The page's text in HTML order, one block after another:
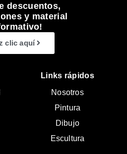
descuentos,
y material
clic aquí
Links rápidos
Nosotros
Pintura
Dibujo
Escultura